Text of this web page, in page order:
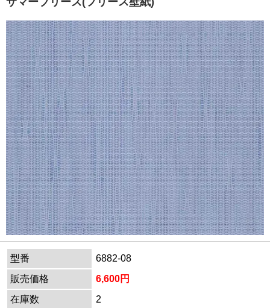
型番
6882-08
販売価格
6,600円
在庫数
2